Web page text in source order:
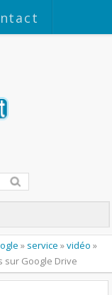
» service »vidéo »
sur Google Drive